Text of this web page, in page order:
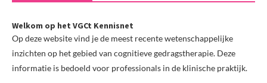
Welkom op het VGCt Kennisnet
Op deze website vind je de meest recente wetenschappelijke
inzichten op het gebied van cognitieve gedragstherapie. Deze
informatie is bedoeld voor professionals in de klinische praktijk.